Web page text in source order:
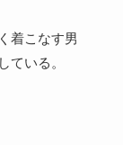
着こなす男
ている。